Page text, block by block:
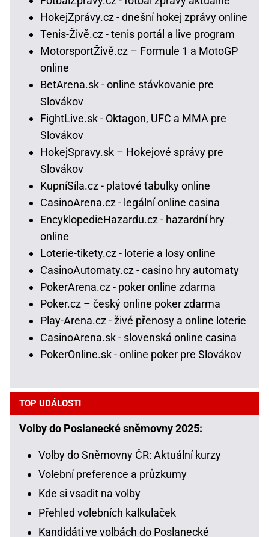
HokejZprávy.cz - dnešní hokej zprávy online
Tenis-Živě.cz - tenis portál a live program
MotorsportŽivě.cz – Formule 1 a MotoGP
online
BetArena.sk - online stávkovanie pre
Slovákov
FightLive.sk - Oktagon, UFC a MMA pre
Slovákov
HokejSpravy.sk – Hokejové správy pre
Slovákov
KupníSíla.cz - platové tabulky online
CasinoArena.cz - legální online casina
EncyklopedieHazardu.cz - hazardní hry
online
Loterie-tikety.cz - loterie a losy online
CasinoAutomaty.cz - casino hry automaty
PokerArena.cz - poker online zdarma
Poker.cz – český online poker zdarma
Play-Arena.cz - živé přenosy a online loterie
CasinoArena.sk - slovenská online casina
PokerOnline.sk - online poker pre Slovákov
TOP UDÁLOSTI
Volby do Poslanecké sněmovny 2025:
Volby do Sněmovny ČR: Aktuální kurzy
Volební preference a průzkumy
Kde si vsadit na volby
Přehled volebních kalkulaček
Kandidáti ve volbách do Poslanecké